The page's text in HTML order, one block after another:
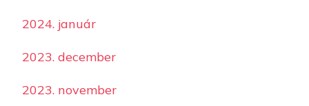
2024. január
2023. december
2023. november